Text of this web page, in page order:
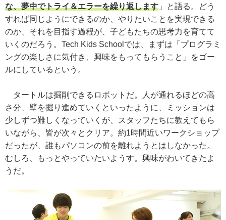
な、夢中でトライ＆エラーを繰り返します 」と語る。どう
すれば同じようにできるのか、やりたいことを実現できる
のか、それを目指す過程が、子どもたちの思考力を育てて
いくのだろう。Tech Kids Schoolでは、まずは「プログラミ
ングの楽しさに気付き、興味をもってもらうこと」をゴー
ルにしているという。
タートルは掘削できるロボットだ。人が通れるほどの高
さ分、壁を掘り進めていくといったように、ミッションは
少しずつ難しくなっていくが、スタッフたちに教えてもら
いながら、皆が次々とクリア。約1時間近いワークショップ
だったが、誰もパソコンの前を離れようとはしなかった。
むしろ、もっとやっていたいようす。興味がわいてきたよ
うだ。